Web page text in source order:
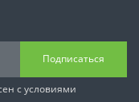
Подписаться
с условиями